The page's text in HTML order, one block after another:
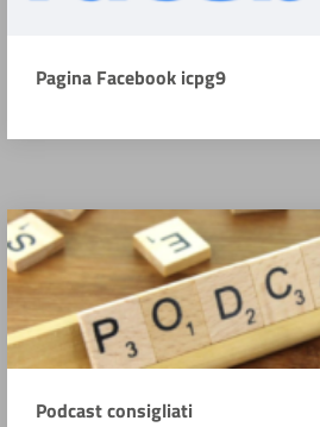
Pagina Facebook icpg9
Podcast consigliati